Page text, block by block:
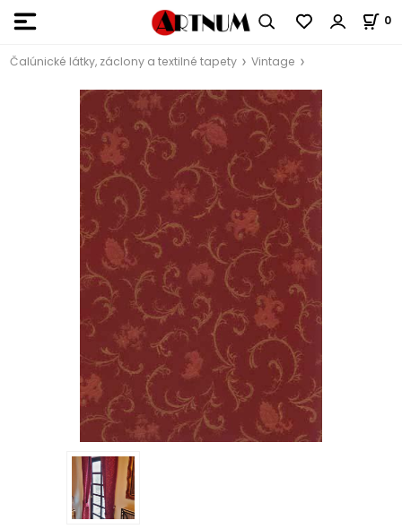
0
Čalúnické látky, záclony a textilné tapety Vintage